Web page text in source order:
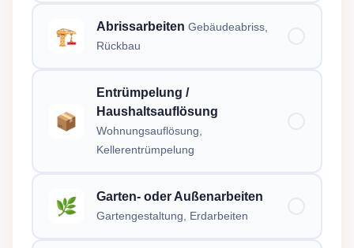
🏗️ Abrissarbeiten Gebäudeabriss,
Rückbau
📦
Entrümpelung /
Haushaltsauflösung
Wohnungsauflösung,
Kellerentrümpelung
🌿 Garten- oder Außenarbeiten
Gartengestaltung, Erdarbeiten